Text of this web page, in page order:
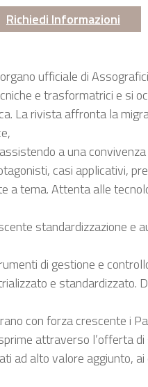
Richiedi Informazioni
ufficiale di
e trasformatrici e si
La rivista affronta la
a una
casi applicativi,
a tema. Attenta alle
standardizzazione e
di gestione e
e standardizzato.
con forza crescente i
attraverso l’offerta
ad alto valore aggiunto,